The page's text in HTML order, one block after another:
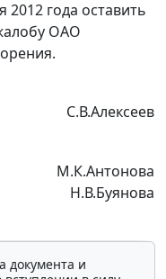
2012 года оставить
ОАО
С.В.Алексеев
М.К.Антонова
Н.В.Буянова
документа и